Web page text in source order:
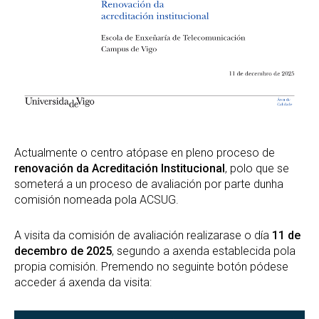
Actualmente o centro atópase en pleno proceso de
renovación da Acreditación Institucional, polo que se
someterá a un proceso de avaliación por parte dunha
comisión nomeada pola ACSUG.
A visita da comisión de avaliación realizarase o día 11 de
decembro de 2025, segundo a axenda establecida pola
propia comisión. Premendo no seguinte botón pódese
acceder á axenda da visita: